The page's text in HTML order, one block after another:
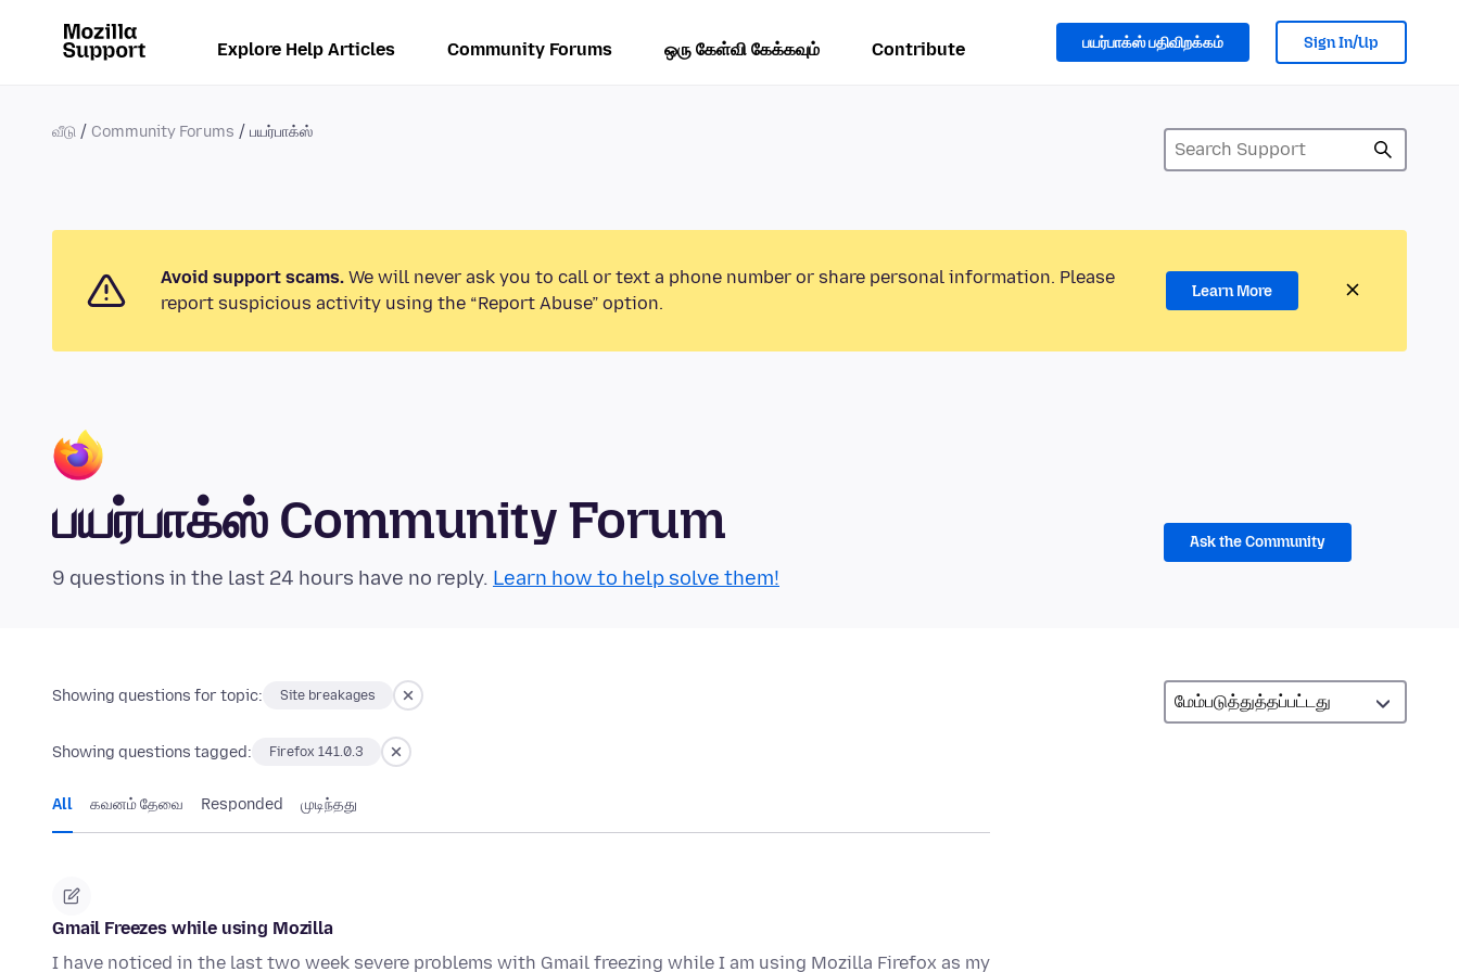
Explore Help Articles Community Forums ஒரு கேள்வி கேக்கவும் Contribute பயர்பாக்ஸ் பதிவிறக்கம் Sign In/Up
வீடு Community Forums பயர்பாக்ஸ்
Avoid support scams. We will never ask you to call or text a phone number or share personal information. Please
report suspicious activity using the “Report Abuse” option.
Learn More
பயர்பாக்ஸ் Community Forum
9 questions in the last 24 hours have no reply. Learn how to help solve them!
Ask the Community
Showing questions for topic: Site breakages
Showing questions tagged: Firefox 141.0.3
All கவனம் தேவை Responded முடிந்தது
Gmail Freezes while using Mozilla
I have noticed in the last two week severe problems with Gmail freezing while I am using Mozilla Firefox as my